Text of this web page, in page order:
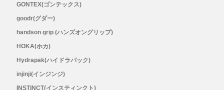
GONTEX(ゴンテックス)
goodr(グダー)
handson grip (ハンズオングリップ)
HOKA(ホカ)
Hydrapak(ハイドラパック)
injinji(インジンジ)
INSTINCT(インスティンクト)